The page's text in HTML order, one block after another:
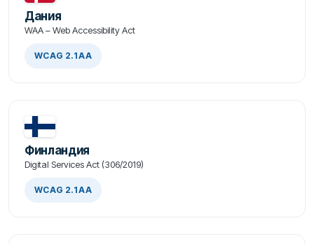
Дания
WAA – Web Accessibility Act
WCAG 2.1 AA
Финландия
Digital Services Act (306/2019)
WCAG 2.1 AA